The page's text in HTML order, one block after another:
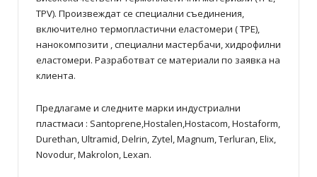
TPV). Произвеждат се специални съединения,
включително термопластични еластомери ( ТPE),
нанокомпозити , специални мастербачи, хидрофилни
еластомери. Разработват се материали по заявка на
клиента.
Предлагаме и следните марки индустриални
пластмаси : Santoprene,Hostalen,Hostacom, Hostaform,
Durethan, Ultramid, Delrin, Zytel, Magnum, Terluran, Elix,
Novodur, Makrolon, Lexan.